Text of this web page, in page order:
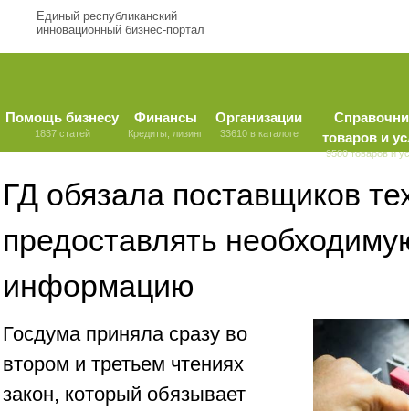
Единый республиканский
инновационный бизнес-портал
Помощь бизнесу
1837 статей
Финансы
Кредиты, лизинг
Организации
33610 в каталоге
товаров и
9580 товаров и
ГД обязала поставщиков
предоставлять
информацию
Госдума приняла сразу во
втором и третьем чтениях
закон, который обязывает